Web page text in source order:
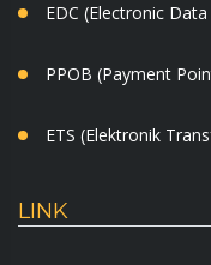
EDC (Electronic
PPOB (Payment
ETS (Elektronik
LINK